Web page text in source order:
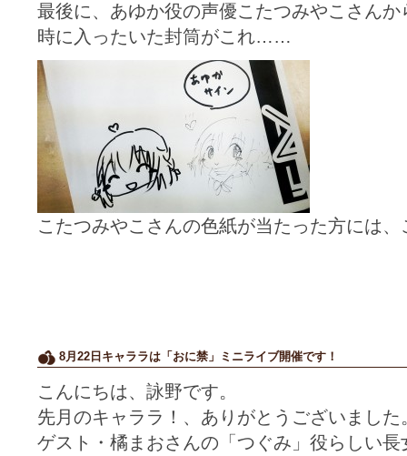
最後に、あゆか役の声優こたつみやこさん
時に入ったいた封筒がこれ……
こたつみやこさんの色紙が当たった方には
8月22日キャララは「おに禁」ミニライブ開催です！
こんにちは、詠野です。
先月のキャララ！、ありがとうございました
ゲスト・橘まおさんの「つぐみ」役らしい